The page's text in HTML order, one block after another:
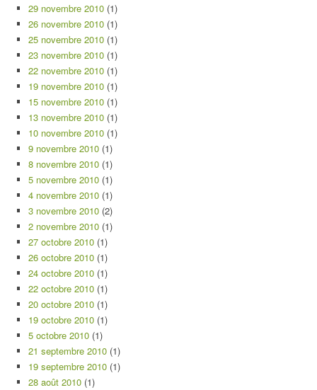
29 novembre 2010 (1)
26 novembre 2010 (1)
25 novembre 2010 (1)
23 novembre 2010 (1)
22 novembre 2010 (1)
19 novembre 2010 (1)
15 novembre 2010 (1)
13 novembre 2010 (1)
10 novembre 2010 (1)
9 novembre 2010 (1)
8 novembre 2010 (1)
5 novembre 2010 (1)
4 novembre 2010 (1)
3 novembre 2010 (2)
2 novembre 2010 (1)
27 octobre 2010 (1)
26 octobre 2010 (1)
24 octobre 2010 (1)
22 octobre 2010 (1)
20 octobre 2010 (1)
19 octobre 2010 (1)
5 octobre 2010 (1)
21 septembre 2010 (1)
19 septembre 2010 (1)
28 août 2010 (1)